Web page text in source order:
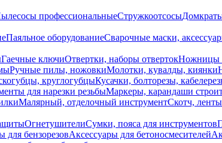
профессиональныеСтружкоотсосы
Паяльное оборудованиеСварочные маски,
Гаечные ключиОтвертки, наборы отвертокНожницы
Ручные пилы, ножовкиМолотки, кувалды, киянки
круглогубцыКусачки, болторезы,
для нарезки резьбыМаркеры, карандаши
Малярный, отделочный инструментСкотч,
ОгнетушителиСумки, пояса для инструментов
для бензорезовАксессуары для бетоносмесителей